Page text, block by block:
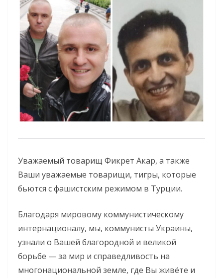
Уважаемый товарищ Фикрет Акар, а также
Ваши уважаемые товарищи, тигры, которые
бьются с фашистским режимом в Турции.
Благодаря мировому коммунистическому
интернационалу, мы, коммунисты Украины,
узнали о Вашей благородной и великой
борьбе — за мир и справедливость на
многонациональной земле, где Вы живёте и